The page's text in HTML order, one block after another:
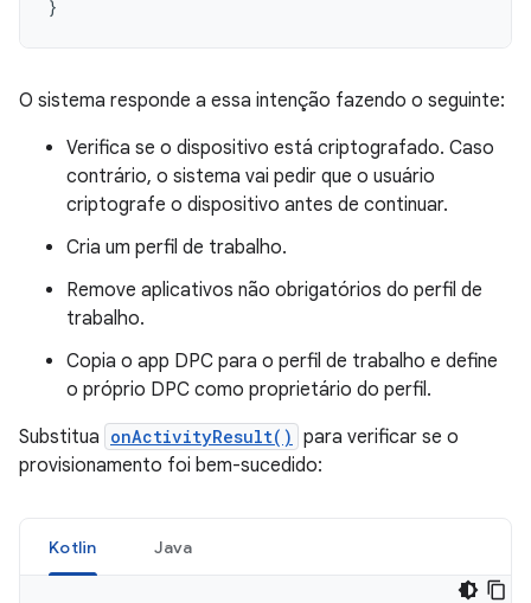
}
O sistema responde a essa intenção fazendo o seguinte:
Verifica se o dispositivo está criptografado. Caso
contrário, o sistema vai pedir que o usuário
criptografe o dispositivo antes de continuar.
Cria um perfil de trabalho.
Remove aplicativos não obrigatórios do perfil de
trabalho.
Copia o app DPC para o perfil de trabalho e define
o próprio DPC como proprietário do perfil.
Substitua onActivityResult() para verificar se o
provisionamento foi bem-sucedido:
Kotlin Java